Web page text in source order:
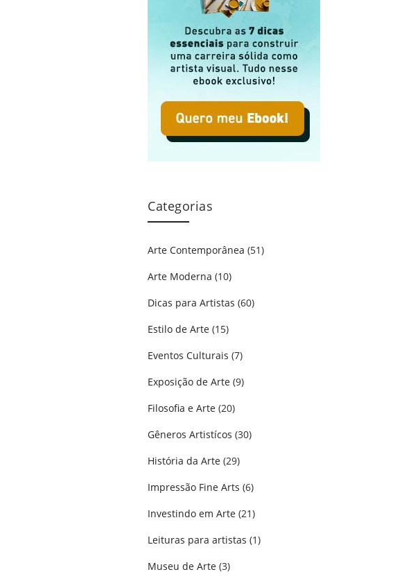
Categorias
Arte Contemporânea (51)
Arte Moderna (10)
Dicas para Artistas (60)
Estilo de Arte (15)
Eventos Culturais (7)
Exposição de Arte (9)
Filosofia e Arte (20)
Gêneros Artistícos (30)
História da Arte (29)
Impressão Fine Arts (6)
Investindo em Arte (21)
Leituras para artistas (1)
Museu de Arte (3)